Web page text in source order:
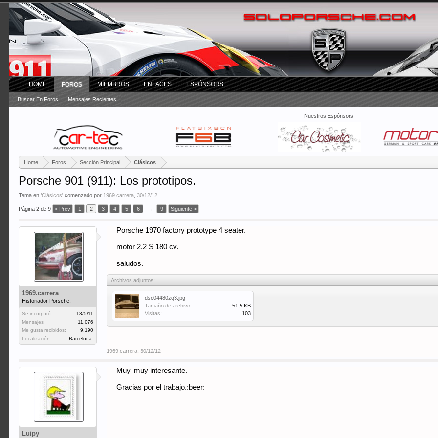
Nuestros Espónsors
Home Foros Sección Principal Clásicos
Porsche 901 (911): Los prototipos.
Tema en 'Clásicos' comenzado por 1969.carrera ,30/12/12
Página 2 de 9 < Prev 1 2 3 4 5 6 → 9 Siguiente >
1969.carrera
Historiador Porsche.
Se incorporó:
13/5/11
Mensajes:
11.076
Me gusta recibidos:
9.190
Localización:
Barcelona.
Porsche 1970 factory prototype 4 seater.
motor 2.2 S 180 cv.
saludos.
Archivos adjuntos:
dsc04480zq3.jpg
Tamaño de archivo:
51,5 KB
Visitas:
103
1969.carrera 30/12/12
Luipy
Muy, muy interesante.
Gracias por el trabajo.:beer:
HOME FOROS
Buscar En Foros Mensajes Recientes
MIEMBROS ENLACES ESPÓNSORS